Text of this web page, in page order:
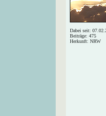
Dabei seit:
Beiträge: 475
Herkunft: NRW